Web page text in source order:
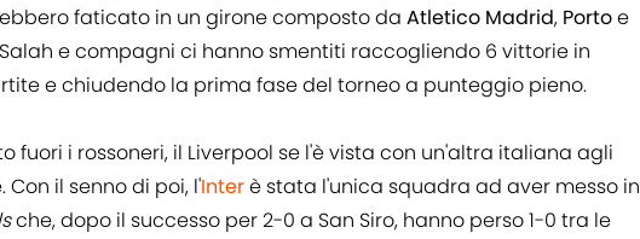
faticato in un girone composto da Atletico Madrid, Portoe
e compagni ci hanno smentiti raccogliendo 6 vittorie in
e chiudendo la prima fase del torneo a punteggio pieno.
fuori i rossoneri, il Liverpool se l'è vista con un'altra italiana agli
il senno di poi, l'Interè stata l'unica squadra ad aver messo in
che, dopo il successo per 2-0 a San Siro, hanno perso 1-0 tra le